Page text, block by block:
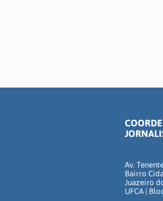
Av.
Bairro
Juazeiro
UFCA |